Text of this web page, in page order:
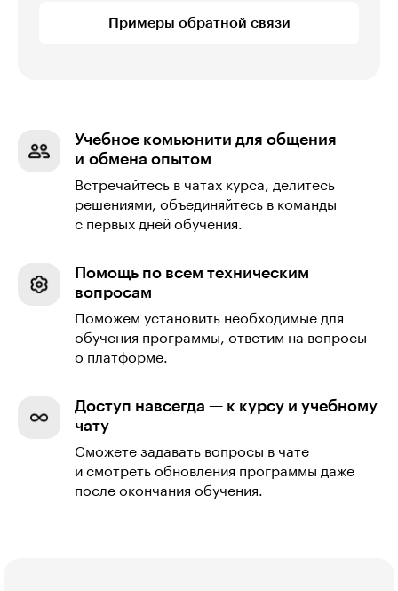
Примеры обратной связи
Учебное комьюнити для общения
и обмена опытом
Встречайтесь в чатах курса, делитесь
решениями, объединяйтесь в команды
с первых дней обучения.
Помощь по всем техническим
вопросам
Поможем установить необходимые для
обучения программы, ответим на вопросы
о платформе.
Доступ навсегда — к курсу и учебному
чату
Сможете задавать вопросы в чате
и смотреть обновления программы даже
после окончания обучения.